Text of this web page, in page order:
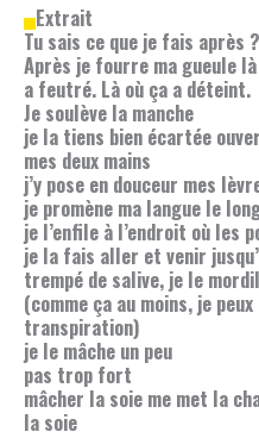
Extrait
Tu sais ce que je fais après ?
Après je fourre ma gueule
a feutré. Là où ça a déteint.
Je soulève la manche
je la tiens bien écartée
mes deux mains
j’y pose en douceur mes
je promène ma langue le
je l’enfile à l’endroit où les
je la fais aller et venir
trempé de salive, je le
(comme ça au moins, je
transpiration)
je le mâche un peu
pas trop fort
mâcher la soie me met la
la soie